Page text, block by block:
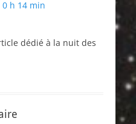
0 h 14 min
dédié à la nuit des